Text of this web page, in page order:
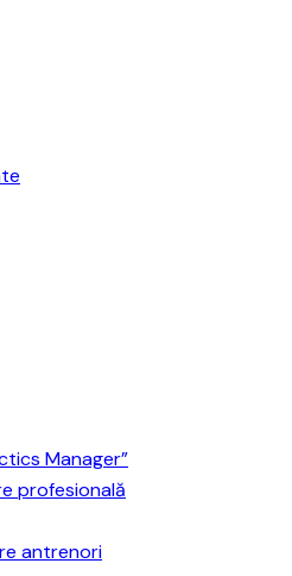
Manager”
profesională
antrenori